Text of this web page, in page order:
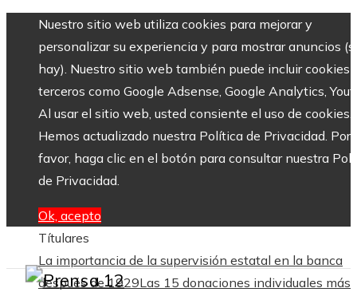
Nuestro sitio web utiliza cookies para mejorar y
personalizar su experiencia y para mostrar anuncios
hay). Nuestro sitio web también puede incluir cookies
terceros como Google Adsense, Google Analytics,
Al usar el sitio web, usted consiente el uso de cookies.
Hemos actualizado nuestra Política de Privacidad. Por
favor, haga clic en el botón para consultar nuestra
de Privacidad.
Ok, acepto
Títulares
La importancia de la supervisión estatal en la banca
después de 1929Las 15 donaciones individuales más